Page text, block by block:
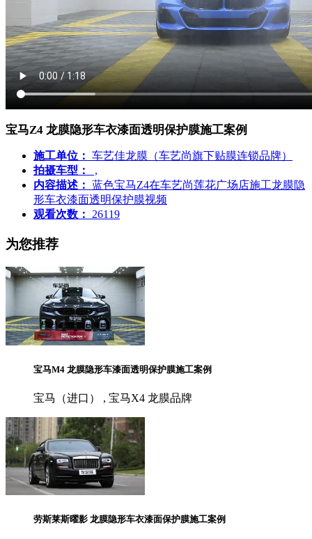
宝马Z4 龙膜隐形车衣漆面透明保护膜施工案例
施工单位： 车艺佳龙膜（车艺尚旗下贴膜连锁品牌）
拍摄车型：
,
内容描述： 蓝色宝马Z4在车艺尚莲花广场店施工龙膜隐
形车衣漆面透明保护膜视频
观看次数： 26119
为您推荐
宝马M4 龙膜隐形车漆面透明保护膜施工案例
宝马（进口） , 宝马X4 龙膜品牌
劳斯莱斯曜影 龙膜隐形车衣漆面保护膜施工案例